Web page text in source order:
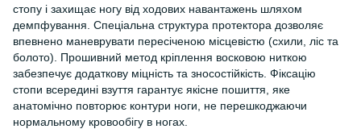
стопу і захищає ногу від ходових навантажень шляхом
демпфування. Спеціальна структура протектора дозволяє
впевнено маневрувати пересіченою місцевістю (схили, ліс та
болото). Прошивний метод кріплення восковою ниткою
забезпечує додаткову міцність та зносостійкість. Фіксацію
стопи всередині взуття гарантує якісне пошиття, яке
анатомічно повторює контури ноги, не перешкоджаючи
нормальному кровообігу в ногах.